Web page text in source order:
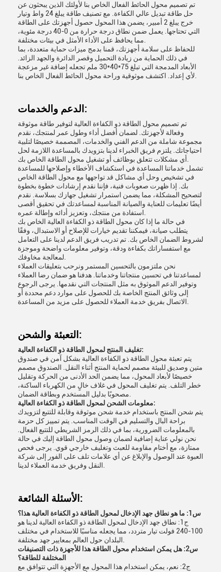
تم تصميم محول الحائط الفعال الخاص بنا لأولئك الذين يبحثون عن
حل طاقة تبديل عالي الكفاءة. مع تصنيف طاقة يبلغ 24 واط وتيار
خرج يبلغ 2 أمبير، يضمن هذا المحول حصول أجهزتك على الطاقة
التي تحتاجها. يعمل ضمن نطاق درجة حرارة من 0-40 درجة مئوية،
للحفاظ على سلامة أجهزتك، قمنا بدمج ميزات حماية متعددة، بما
في ذلك الحماية من زيادة التحميل وقصر الدائرة والجهد الزائد.
الأبعاد المدمجة التي تبلغ 75*40*30 ملم تجعله إضافة غير مزعجة
الدعم والخدمات:
تم تصميم محول الطاقة ذو الكفاءة العالية لتوفير طاقة موثوقة
وفعالة لأجهزتك. لضمان أفضل أداء وطول عمر لمنتجك، نقدم
مجموعة شاملة من الدعم الفني والخدمات، المصممة خصيصًا لتلبية
احتياجاتك. يلتزم فريق الخبراء لدينا بتزويدك بالمساعدة اللازمة لحل
تشمل خدماتنا المساعدة في استكشاف الأخطاء وإصلاحها للمساعدة
في تشخيص وحل أي مشاكل قد تواجهها مع محول الطاقة الخاص
بك. إذا ظهرت صعوبات فنية، فإننا نقدم إرشادات خطوة بخطوة
لتصحيح المشكلة، مما يضمن استمرار تشغيل جهازك بسلاسة. نقدم
أيضًا تعليمات للعناية والصيانة المناسبة لمساعدتك في تحقيق أقصى
في حالة ما إذا كان محول الطاقة ذو الكفاءة العالية الخاص بك
يتطلب صيانة، فيمكننا تقديم خيارات للإصلاح أو الاستبدال، وفقًا
لشروط الضمان الخاص بك. تم تدريب فريق الدعم لدينا على التعامل
مع استفساراتك بكفاءة ودقة، وتوفير معلومات واضحة وموجزة
نحن ملتزمون بالتحسين المستمر ونرحب بتعليقات العملاء
لمساعدتنا في تحسين منتجاتنا وخدماتنا. هدفنا هو ضمان رضا العملاء
وتوفير الدعم الموثوق به مثل المنتجات التي نقدمها. يرجى الرجوع
إلى وثائق المنتج الخاصة بك للحصول على موارد دعم محددة أو
التعبئة والشحن:
تغليف المنتج لمحول الطاقة ذو الكفاءة العالية:
يتم تعبئة محول الطاقة ذو الكفاءة العالية بشكل آمن في صندوق
متين وصديق للبيئة مصمم لحماية المنتج أثناء النقل. الصندوق مصمم
خصيصًا لأبعاد المحول، مما يضمن الحد الأدنى من الحركة وتقليل
خطر التلف. يتم تغليف المحول في غلاف خالٍ من الكهرباء الساكنة،
معلومات الشحن لمحول الطاقة ذو الكفاءة العالية:
يتم شحن المنتج باستخدام خدمة شحن موثوقة وقابلة للتتبع لتزويدك
براحة البال والتسليم في الوقت المناسب. يتم تمييز كل حزمة
بالمعلومات الضرورية، بما في ذلك الرمز الشريطي للتتبع الفعال.
نحن نولي عناية إضافية لضمان وصول محول الطاقة إليك في حالة
ممتازة، مع أختام مقاومة للعبث وتغليف خارجي قوي. يرجى فحص
العبوة عند الوصول والإبلاغ عن أي علامات تلف على الفور إلى شركة
الأسئلة الشائعة:
س1: ما هو نطاق جهد الإدخال لمحول الطاقة ذو الكفاءة العالية هذا؟
ج1: نطاق جهد الإدخال لمحول الطاقة ذو الكفاءة العالية لدينا هو
100-240 فولت تيار متردد، مما يجعله مناسبًا للاستخدام في مختلف
س2: هل يمكن استخدام محول الطاقة هذا للأجهزة ذات التصنيفات
المختلفة للطاقة؟
ج2: نعم، يمكن استخدام هذا المحول مع الأجهزة التي تتوافق مع